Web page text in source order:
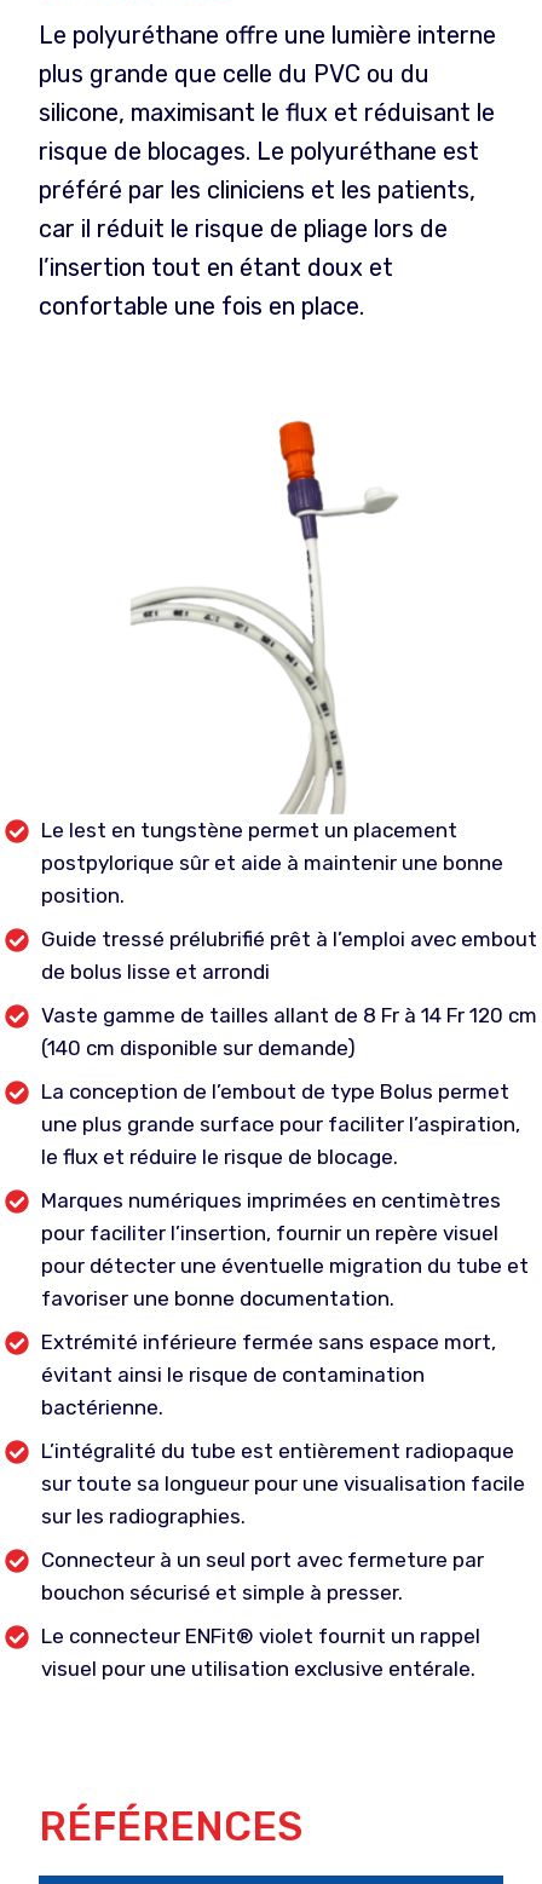
Le polyuréthane offre une lumière interne
plus grande que celle du PVC ou du
silicone, maximisant le flux et réduisant le
risque de blocages. Le polyuréthane est
préféré par les cliniciens et les patients,
car il réduit le risque de pliage lors de
l’insertion tout en étant doux et
confortable une fois en place.
Le lest en tungstène permet un placement
postpylorique sûr et aide à maintenir une bonne
position.
Guide tressé prélubrifié prêt à l’emploi avec embout
de bolus lisse et arrondi
Vaste gamme de tailles allant de 8 Fr à 14 Fr 120 cm
(140 cm disponible sur demande)
La conception de l’embout de type Bolus permet
une plus grande surface pour faciliter l’aspiration,
le flux et réduire le risque de blocage.
Marques numériques imprimées en centimètres
pour faciliter l’insertion, fournir un repère visuel
pour détecter une éventuelle migration du tube et
favoriser une bonne documentation.
Extrémité inférieure fermée sans espace mort,
évitant ainsi le risque de contamination
bactérienne.
L’intégralité du tube est entièrement radiopaque
sur toute sa longueur pour une visualisation facile
sur les radiographies.
Connecteur à un seul port avec fermeture par
bouchon sécurisé et simple à presser.
Le connecteur ENFit® violet fournit un rappel
visuel pour une utilisation exclusive entérale.
RÉFÉRENCES